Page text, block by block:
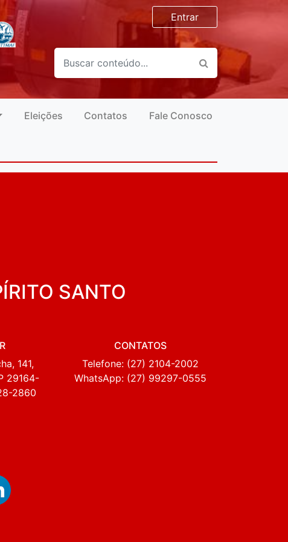
Entrar
Eleições Contatos Fale Conosco
SANTO
141,
29164-
2860
CONTATOS
Telefone: (27) 2104-2002
WhatsApp: (27) 99297-0555